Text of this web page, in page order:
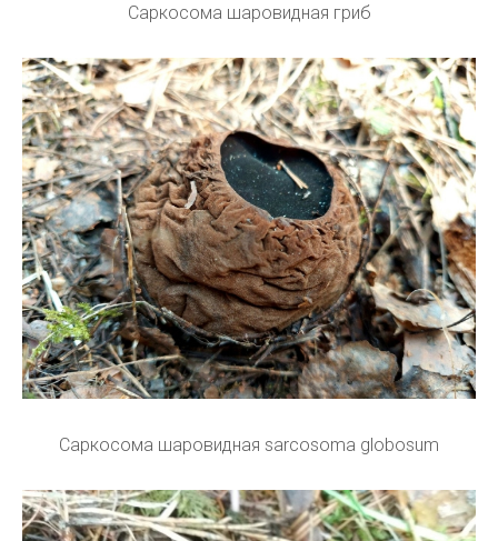
Саркосома шаровидная гриб
Саркосома шаровидная sarcosoma globosum